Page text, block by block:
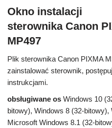
Okno instalacji
sterownika Canon
MP497
Plik sterownika Canon PIXMA
zainstalować sterownik,
instrukcjami.
obsługiwane os Windows 10
bitowy), Windows 8 (32-
Microsoft Windows 8.1 (32-